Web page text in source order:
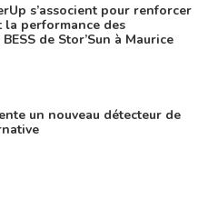
s’associent pour renforcer
la performance des
de Stor’Sun à Maurice
un nouveau détecteur de